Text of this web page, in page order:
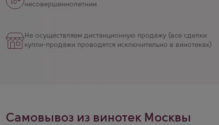
несовершеннолетним
Не осуществляем дистанционную продажу (все сделки
купли-продажи проводятся исключительно в винотеках)
Самовывоз из винотек Москвы